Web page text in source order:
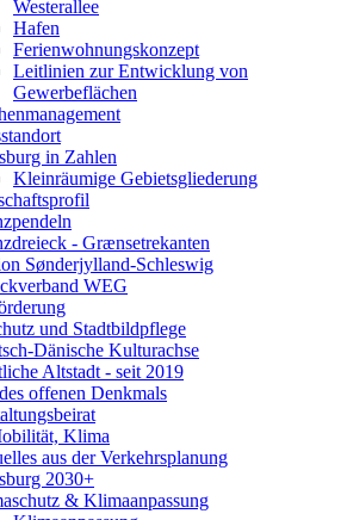
Westerallee
Hafen
Ferienwohnungskonzept
Leitlinien zur Entwicklung von
Gewerbeflächen
in Zahlen
Kleinräumige Gebietsgliederung
- Grænsetrekanten
Sønderjylland-Schleswig
WEG
und Stadtbildpflege
Dänische Kulturachse
Altstadt - seit 2019
offenen Denkmals
Klima
aus der Verkehrsplanung
2030+
& Klimaanpassung